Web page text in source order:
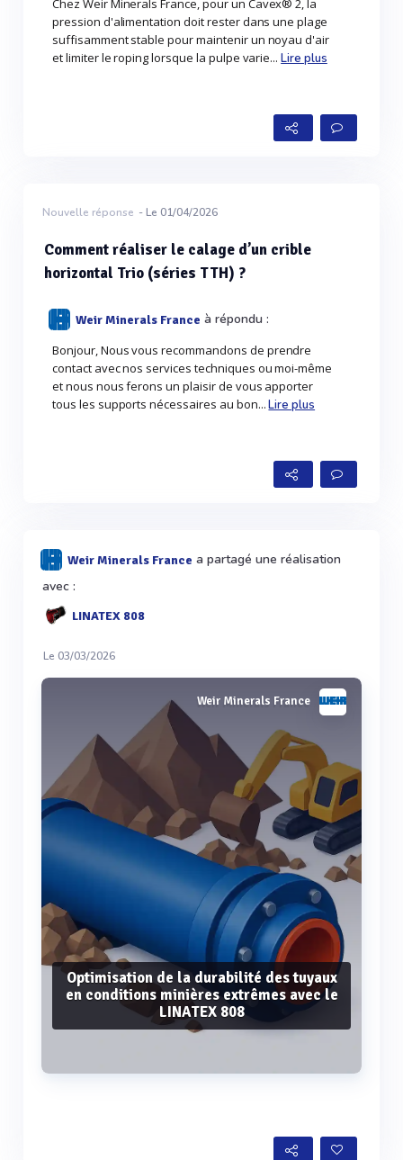
Chez Weir Minerals France, pour un Cavex® 2, la
pression d'alimentation doit rester dans une plage
suffisamment stable pour maintenir un noyau d'air
et limiter le roping lorsque la pulpe varie...Lire plus
Nouvelle réponse - Le 01/04/2026
Comment réaliser le calage d’un crible
horizontal Trio (séries TTH) ?
Weir Minerals France à répondu :
Bonjour, Nous vous recommandons de prendre
contact avec nos services techniques ou moi-même
et nous nous ferons un plaisir de vous apporter
tous les supports nécessaires au bon...Lire plus
Weir Minerals France a partagé une réalisation
avec :
LINATEX 808
Le 03/03/2026
Weir Minerals France
Optimisation de la durabilité des tuyaux
en conditions minières extrêmes avec le
LINATEX 808